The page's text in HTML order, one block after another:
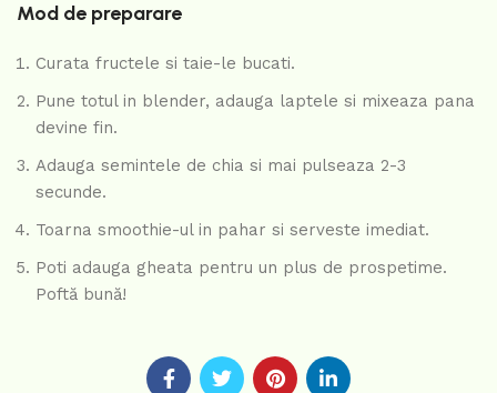
Mod de preparare
Curata fructele si taie-le bucati.
Pune totul in blender, adauga laptele si mixeaza pana
devine fin.
Adauga semintele de chia si mai pulseaza 2-3
secunde.
Toarna smoothie-ul in pahar si serveste imediat.
Poti adauga gheata pentru un plus de prospetime.
Poftă bună!